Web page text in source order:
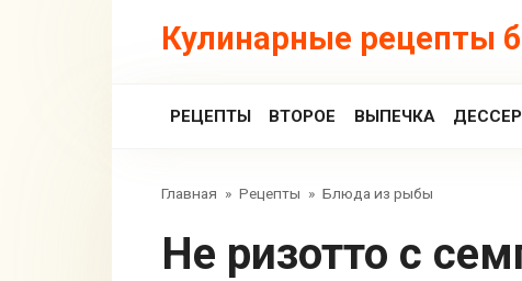
Кулинарные рецепты
РЕЦЕПТЫ ВТОРОЕ ВЫПЕЧКА
Главная » Рецепты » Блюда из рыбы
Не ризотто с